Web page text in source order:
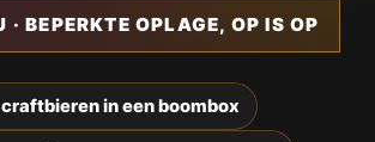
· BEPERKTE OPLAGE, OP IS OP
in een boombox